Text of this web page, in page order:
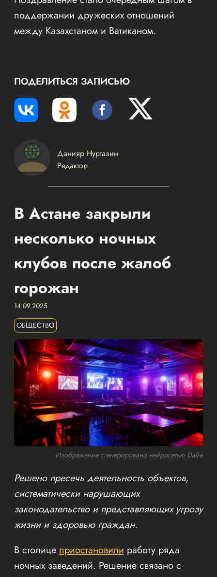
поддержании дружеских отношений
между Казахстаном и Ватиканом.
ПОДЕЛИТЬСЯ ЗАПИСЬЮ
Данияр Нуртазин
Редактор
В Астане закрыли
несколько ночных
клубов после жалоб
горожан
14.09.2025
ОБЩЕСТВО
Изображение сгенерировано нейросетью Dall-e
Решено пресечь деятельность объектов,
систематически нарушающих
законодательство и представляющих угрозу
жизни и здоровью граждан.
В столице приостановили работу ряда
ночных заведений. Решение связано с